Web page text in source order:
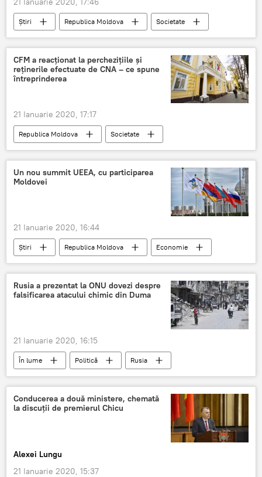
Știri Republica Moldova
Societate
Podcasturi
Podcasturi
crime
violuri
MAI
Pavel Voicu
angajați
demiteri
CFM a reacționat la perchezițiile și
reținerile efectuate de CNA – ce spune
întreprinderea
21 Ianuarie 2020, 17:17
Republica Moldova
Societate
Calea Ferată a Moldovei
CFM
reacție
percheziții
CNA
Un nou summit UEEA, cu participarea
Moldovei
21 Ianuarie 2020, 16:44
Știri Republica Moldova
Economie
UEEA
Moldova summit
Rusia a prezentat la ONU dovezi despre
falsificarea atacului chimic din Duma
21 Ianuarie 2020, 16:15
În lume Politică
Rusia
dovezi
falsificare
atac chimic
Duma
Conducerea a două ministere, chemată
la discuții de premierul Chicu
Alexei Lungu
21 Ianuarie 2020, 15:37